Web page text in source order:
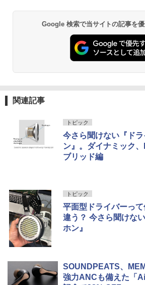
Google 検索で当サイトの記事を
関連記事
トピック
今さら聞けない『ド
ン』。ダイナミック
ブリッド編
トピック
平面型ドライバーっ
違う？ 今さら聞けな
ホン』
SOUNDPEATS、
強力ANCも備えた「